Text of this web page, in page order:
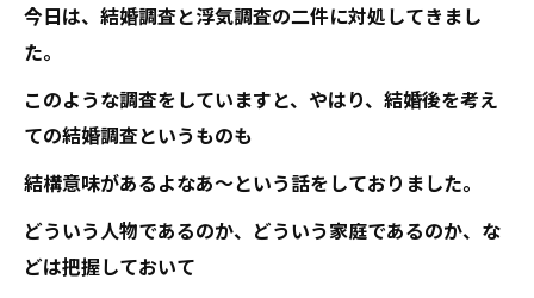
今日は、結婚調査と浮気調査の二件に対処してきまし
た。
このような調査をしていますと、やはり、結婚後を考え
ての結婚調査というものも
結構意味があるよなあ～という話をしておりました。
どういう人物であるのか、どういう家庭であるのか、な
どは把握しておいて